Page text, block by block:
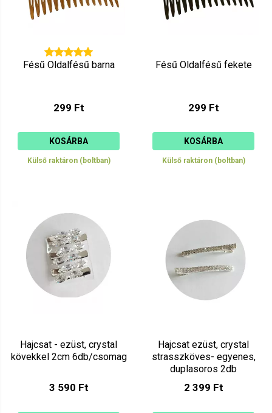
Fésű Oldalfésű barna
299 Ft
KOSÁRBA
Külső raktáron (boltban)
Fésű Oldalfésű fekete
299 Ft
KOSÁRBA
Külső raktáron (boltban)
Hajcsat - ezüst, crystal
kövekkel 2cm 6db/csomag
3 590 Ft
Hajcsat ezüst, crystal
strasszköves- egyenes,
duplasoros 2db
2 399 Ft